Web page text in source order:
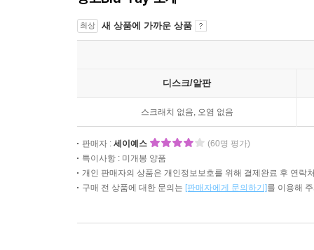
최상 새 상품에 가까운 상품
디스크/알판
스크래치 없음, 오염 없음
판매자 : 세이예스
(60명 평가)
특이사항 : 미개봉 양품
개인 판매자의 상품은 개인정보보호를 위해 결제완료 후 연락
구매 전 상품에 대한 문의는 [판매자에게 문의하기]를 이용해